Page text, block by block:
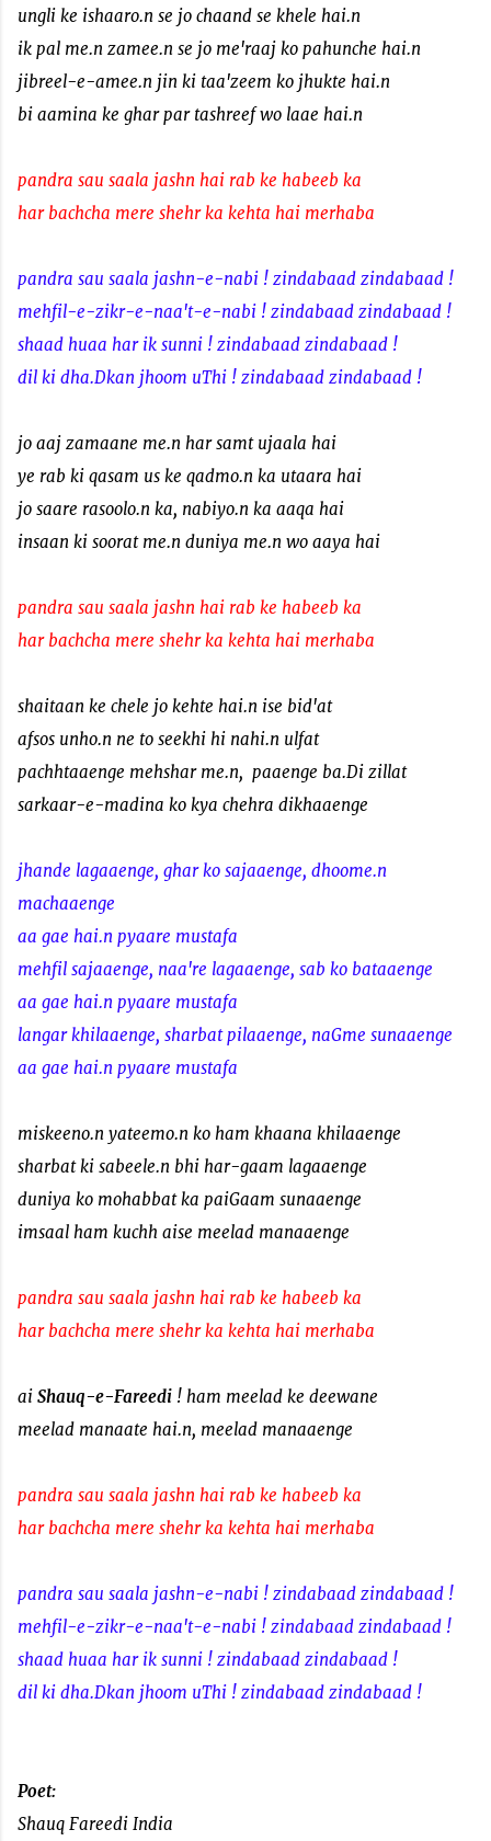
ungli ke ishaaro.n se jo chaand se khele hai.n
ik pal me.n zamee.n se jo me'raaj ko pahunche hai.n
jibreel-e-amee.n jin ki taa'zeem ko jhukte hai.n
bi aamina ke ghar par tashreef wo laae hai.n
pandra sau saala jashn hai rab ke habeeb ka
har bachcha mere shehr ka kehta hai merhaba
pandra sau saala jashn-e-nabi ! zindabaad zindabaad !
mehfil-e-zikr-e-naa't-e-nabi ! zindabaad zindabaad !
shaad huaa har ik sunni ! zindabaad zindabaad !
dil ki dha.Dkan jhoom uThi ! zindabaad zindabaad !
jo aaj zamaane me.n har samt ujaala hai
ye rab ki qasam us ke qadmo.n ka utaara hai
jo saare rasoolo.n ka, nabiyo.n ka aaqa hai
insaan ki soorat me.n duniya me.n wo aaya hai
pandra sau saala jashn hai rab ke habeeb ka
har bachcha mere shehr ka kehta hai merhaba
shaitaan ke chele jo kehte hai.n ise bid'at
afsos unho.n ne to seekhi hi nahi.n ulfat
pachhtaaenge mehshar me.n, paaenge ba.Di zillat
sarkaar-e-madina ko kya chehra dikhaaenge
jhande lagaaenge, ghar ko sajaaenge, dhoome.n
machaaenge
aa gae hai.n pyaare mustafa
mehfil sajaaenge, naa're lagaaenge, sab ko bataaenge
aa gae hai.n pyaare mustafa
langar khilaaenge, sharbat pilaaenge, naGme sunaaenge
aa gae hai.n pyaare mustafa
miskeeno.n yateemo.n ko ham khaana khilaaenge
sharbat ki sabeele.n bhi har-gaam lagaaenge
duniya ko mohabbat ka paiGaam sunaaenge
imsaal ham kuchh aise meelad manaaenge
pandra sau saala jashn hai rab ke habeeb ka
har bachcha mere shehr ka kehta hai merhaba
ai Shauq-e-Fareedi ! ham meelad ke deewane
meelad manaate hai.n, meelad manaaenge
pandra sau saala jashn hai rab ke habeeb ka
har bachcha mere shehr ka kehta hai merhaba
pandra sau saala jashn-e-nabi ! zindabaad zindabaad !
mehfil-e-zikr-e-naa't-e-nabi ! zindabaad zindabaad !
shaad huaa har ik sunni ! zindabaad zindabaad !
dil ki dha.Dkan jhoom uThi ! zindabaad zindabaad !
Poet:
Shauq Fareedi India